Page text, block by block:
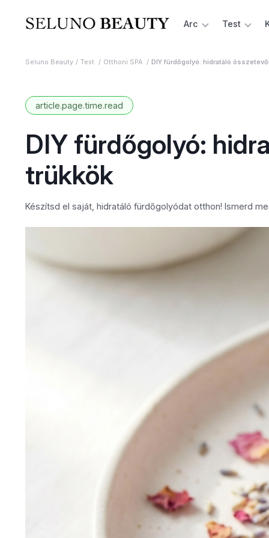
Arc Test
Seluno Beauty Test Otthoni SPA DIY fürdőgolyó: hidratáló
article.page.time.read
DIY fürdőgolyó:
trükkök
Készítsd el saját, hidratáló fürdőgolyódat otthon! Ismerd